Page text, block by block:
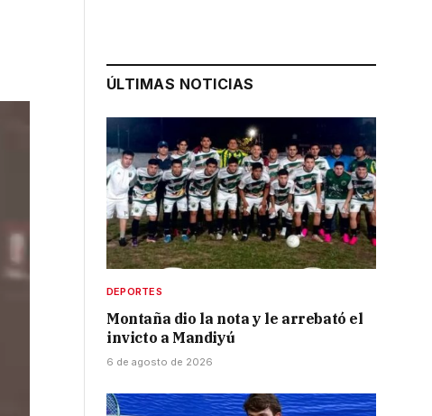
ÚLTIMAS NOTICIAS
DEPORTES
Montaña dio la nota y le arrebató el
invicto a Mandiyú
6 de agosto de 2026